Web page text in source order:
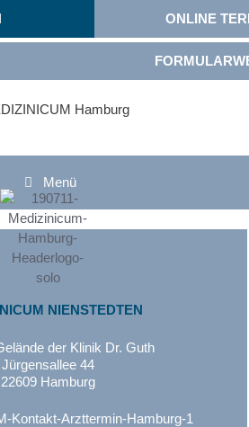
Menü
NIENSTEDTEN
der Klinik Dr. Guth
Jürgensallee 44
22609 Hamburg
ONLINE